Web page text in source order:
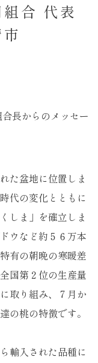
合 代表
長からのメッセー
た盆地に位置しま
代の変化とともに
しま」を確立しま
ウなど約５６万本
有の朝晩の寒暖差
国第２位の生産量
取り組み、７月か
の桃の特徴です。
輸入された品種に